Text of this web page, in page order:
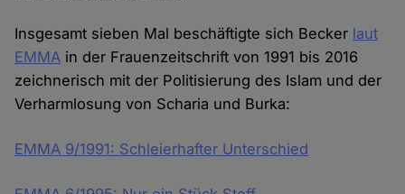
Insgesamt sieben Mal beschäftigte sich Becker laut
EMMA in der Frauenzeitschrift von 1991 bis 2016
zeichnerisch mit der Politisierung des Islam und der
Verharmlosung von Scharia und Burka:
EMMA 9/1991: Schleierhafter Unterschied